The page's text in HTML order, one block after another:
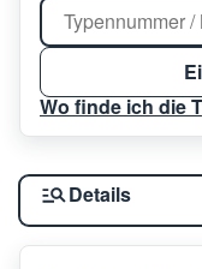
Wo finde ich die
Details